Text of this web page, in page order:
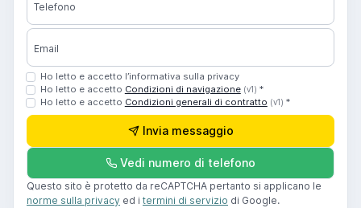
Telefono
Email
Ho letto e accetto l’informativa sulla privacy
Ho letto e accetto Condizioni di navigazione (v1) *
Ho letto e accetto Condizioni generali di contratto (v1) *
Invia messaggio
Vedi numero di telefono
Questo sito è protetto da reCAPTCHA pertanto si applicano le
norme sulla privacy ed i termini di servizio di Google.